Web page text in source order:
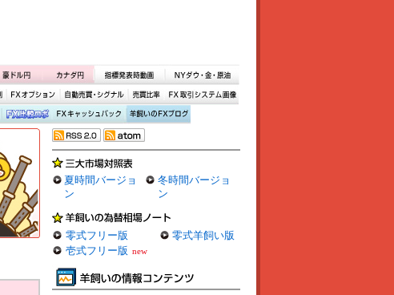
夏時間バージョ
ン
冬時間バージョ
ン
零式フリー版
零式羊飼い版
壱式フリー版 new